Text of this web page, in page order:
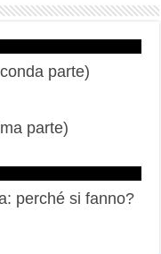
parte)
parte)
perché si fanno?